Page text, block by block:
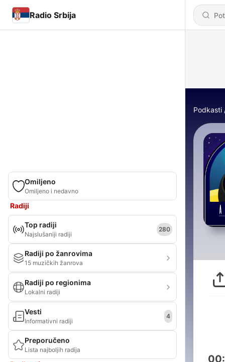
Radio Srbija
Omiljeno
Omiljeno i nedavno
Radiji
Top radiji
Najslušaniji radiji
280
Radiji po žanrovima
15 muzičkih žanrova
Radiji po regionima
Lokalni radiji
Vesti
Informativni radiji
4
Preporučeno
Lista najboljih radija
Podkasti